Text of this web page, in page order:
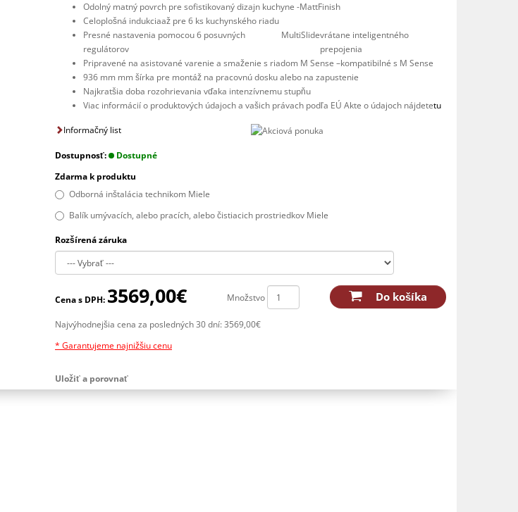
Odolný matný povrch pre sofistikovaný dizajn kuchyne -MattFinish
Celoplošná indukciaaž pre 6 ks kuchynského riadu
Presné nastavenia pomocou 6 posuvných
regulátorov
MultiSlidevrátane inteligentného
prepojenia
Pripravené na asistované varenie a smaženie s riadom M Sense –kompatibilné s M Sense
936 mm mm šírka pre montáž na pracovnú dosku alebo na zapustenie
Najkratšia doba rozohrievania vďaka intenzívnemu stupňu
Viac informácií o produktových údajoch a vašich právach podľa EÚ Akte o údajoch nájdetetu
Informačný list
Dostupnosť:
Dostupné
Zdarma k produktu
Odborná inštalácia technikom Miele
Balík umývacích, alebo pracích, alebo čistiacich prostriedkov Miele
Rozšírená záruka
Cena s DPH: 3569,00€
Najvýhodnejšia cena za posledných 30 dní: 3569,00€
Množstvo Do košíka
* Garantujeme najnižšiu cenu
Uložiť a porovnať